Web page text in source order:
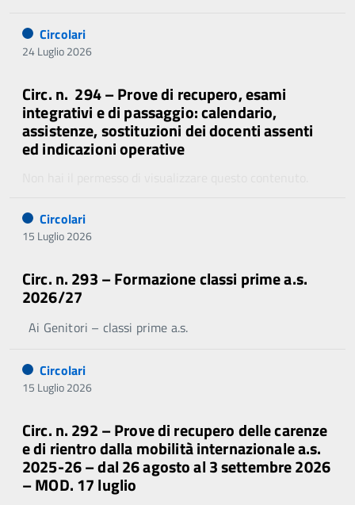
Circolari
24 Luglio 2026
Circ. n. 294 – Prove di recupero, esami
integrativi e di passaggio: calendario,
assistenze, sostituzioni dei docenti assenti
ed indicazioni operative
Circolari
15 Luglio 2026
Circ. n. 293 – Formazione classi prime a.s.
2026/27
Ai Genitori – classi prime a.s.
Circolari
15 Luglio 2026
Circ. n. 292 – Prove di recupero delle carenze
e di rientro dalla mobilità internazionale a.s.
2025-26 – dal 26 agosto al 3 settembre 2026
– MOD. 17 luglio